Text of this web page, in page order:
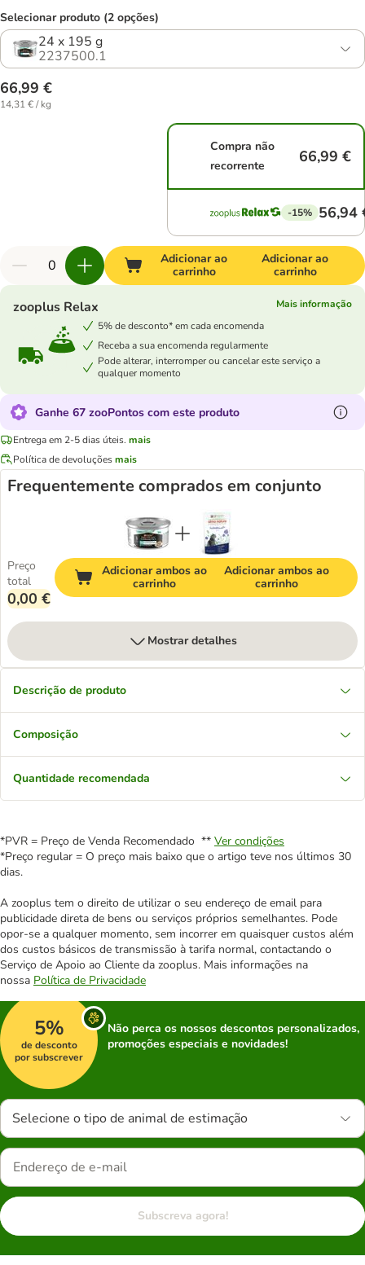
Selecionar produto (2 opções)
24 x 195 g
2237500.1
66,99 €
14,31 € / kg
Compra não
recorrente
66,99 €
-15% 56,94
Adicionar ao
carrinho
Adicionar ao
carrinho
zooplus Relax
Mais informação
5% de desconto* em cada encomenda
Receba a sua encomenda regularmente
Pode alterar, interromper ou cancelar este serviço a
qualquer momento
Ganhe 67 zooPontos com este produto
Entrega em 2-5 dias úteis. mais
Política de devoluçõesmais
Frequentemente comprados em conjunto
Preço
total
0,00 €
Adicionar ambos ao
carrinho
Adicionar ambos ao
carrinho
Mostrar detalhes
Descrição de produto
Composição
Quantidade recomendada
*PVR = Preço de Venda Recomendado ** Ver condições
*Preço regular = O preço mais baixo que o artigo teve nos últimos 30
dias.
A zooplus tem o direito de utilizar o seu endereço de email para
publicidade direta de bens ou serviços próprios semelhantes. Pode
opor-se a qualquer momento, sem incorrer em quaisquer custos além
dos custos básicos de transmissão à tarifa normal, contactando o
Serviço de Apoio ao Cliente da zooplus. Mais informações na
nossa Política de Privacidade
5%
de desconto
por subscrever
Não perca os nossos descontos personalizados,
promoções especiais e novidades!
Selecione o tipo de animal de estimação
Subscreva agora!